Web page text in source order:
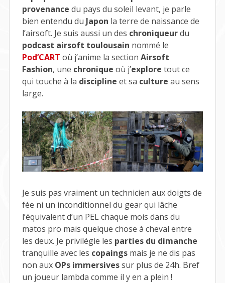
provenance du pays du soleil levant, je parle
bien entendu du Japon la terre de naissance de
l’airsoft. Je suis aussi un des chroniqueurdu
podcast airsoft toulousain nommé le
Pod’CART où j’anime la section Airsoft
Fashion, une chronique où j’explore tout ce
qui touche à la discipline et sa culture au sens
large.
Je suis pas vraiment un technicien aux doigts de
fée ni un inconditionnel du gear qui lâche
l’équivalent d’un PEL chaque mois dans du
matos pro mais quelque chose à cheval entre
les deux. Je privilégie les parties du dimanche
tranquille avec les copaingsmais je ne dis pas
non aux OPs immersivessur plus de 24h. Bref
un joueur lambda comme il y en a plein !